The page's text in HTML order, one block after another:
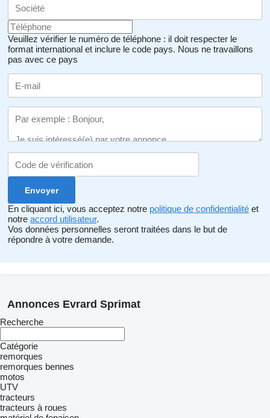
Veuillez vérifier le numéro de téléphone : il doit respecter le
format international et inclure le code pays. Nous ne travaillons
pas avec ce pays
En cliquant ici, vous acceptez notre politique de confidentialité et
notre accord utilisateur.
Vos données personnelles seront traitées dans le but de
répondre à votre demande.
Annonces Evrard Sprimat
Recherche
Catégorie
remorques
remorques bennes
motos
UTV
tracteurs
tracteurs à roues